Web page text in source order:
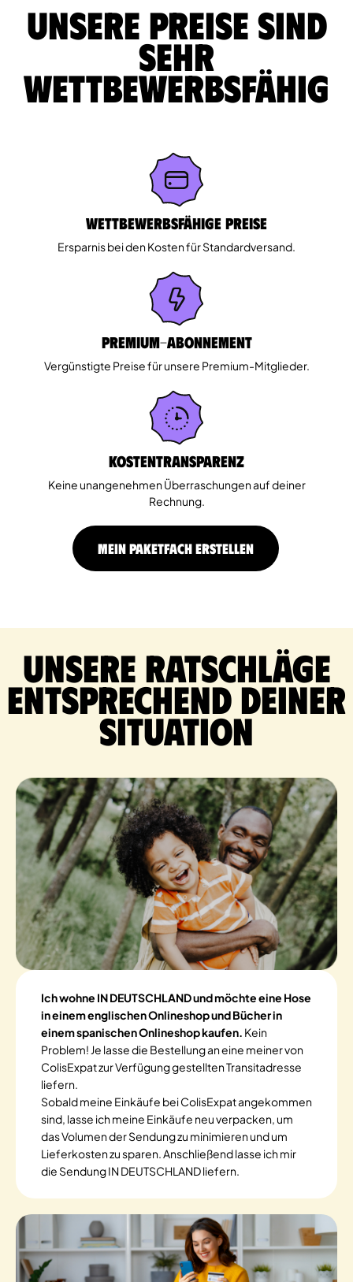
Unsere Preise sind
sehr
wettbewerbsfähig
Wettbewerbsfähige Preise
Ersparnis bei den Kosten für Standardversand.
Premium-Abonnement
Vergünstigte Preise für unsere Premium-Mitglieder.
Kostentransparenz
Keine unangenehmen Überraschungen auf deiner
Rechnung.
MEIN PAKETFACH ERSTELLEN
Unsere Ratschläge
entsprechend deiner
Situation
Ich wohne IN DEUTSCHLAND und möchte eine Hose
in einem englischen Onlineshop und Bücher in
einem spanischen Onlineshop kaufen. Kein
Problem! Je lasse die Bestellung an eine meiner von
ColisExpat zur Verfügung gestellten Transitadresse
liefern.
Sobald meine Einkäufe bei ColisExpat angekommen
sind, lasse ich meine Einkäufe neu verpacken, um
das Volumen der Sendung zu minimieren und um
Lieferkosten zu sparen. Anschließend lasse ich mir
die Sendung IN DEUTSCHLAND liefern.